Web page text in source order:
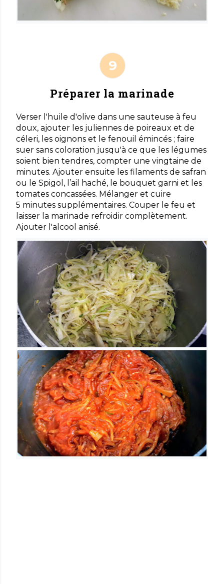
Préparer la marinade
Verser l'huile d'olive dans une sauteuse à feu
doux, ajouter les juliennes de poireaux et de
céleri, les oignons et le fenouil émincés ; faire
suer sans coloration jusqu'à ce que les légumes
soient bien tendres, compter une vingtaine de
minutes. Ajouter ensuite les filaments de safran
ou le Spigol, l’ail haché, le bouquet garni et les
tomates concassées. Mélanger et cuire
5 minutes supplémentaires. Couper le feu et
laisser la marinade refroidir complètement.
Ajouter l'alcool anisé.